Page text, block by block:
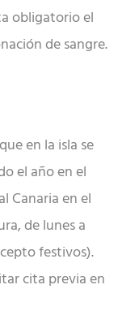
obligatorio el
de sangre.
en la isla se
el año en el
Canaria en el
de lunes a
festivos).
cita previa en